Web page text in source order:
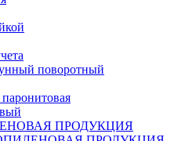
поворотный
ПРОДУКЦИЯ